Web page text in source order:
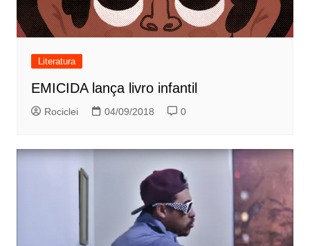
Literatura
EMICIDA lança livro infantil
Rociclei 04/09/2018 0